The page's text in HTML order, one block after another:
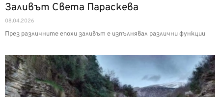
Заливът Света Параскева
08.04.2026
През различните епохи заливът е изпълнявал различни функции